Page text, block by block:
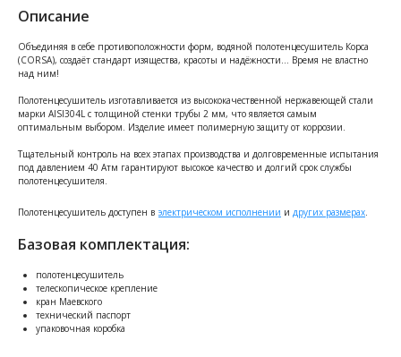
Описание
Объединяя в себе противоположности форм, водяной полотенцесушитель Корса
(CORSA), создаёт стандарт изящества, красоты и надёжности… Время не властно
над ним!
Полотенцесушитель изготавливается из высококачественной нержавеющей стали
марки AISI304L с толщиной стенки трубы 2 мм, что является самым
оптимальным выбором. Изделие имеет полимерную защиту от коррозии.
Тщательный контроль на всех этапах производства и долговременные испытания
под давлением 40 Атм гарантируют высокое качество и долгий срок службы
полотенцесушителя.
Полотенцесушитель доступен в электрическом исполнении и других размерах.
Базовая комплектация:
полотенцесушитель
телескопическое крепление
кран Маевского
технический паспорт
упаковочная коробка